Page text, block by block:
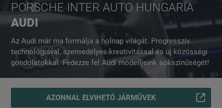
PORSCHE INTER AUTO HUNGARIA
AUDI
Az Audi már ma formálja a holnap világát. Progresszív
technológiával, szenvedélyes kreativitással és új közösségi
gondolatokkal. Fedezze fel Audi modelljeink sokszínűségét!
AZONNAL ELVIHETŐ JÁRMŰVEK